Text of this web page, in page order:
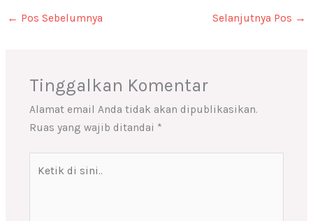
← Pos Sebelumnya Selanjutnya Pos →
Tinggalkan Komentar
Alamat email Anda tidak akan dipublikasikan.
Ruas yang wajib ditandai *